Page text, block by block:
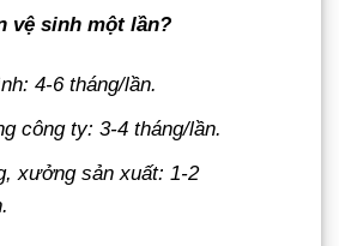
vệ sinh một lần?
4-6 tháng/lần.
công ty: 3-4 tháng/lần.
xưởng sản xuất: 1-2